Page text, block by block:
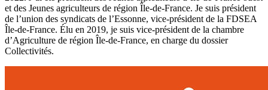
et des Jeunes agriculteurs de région Île-de-France. Je suis président
de l’union des syndicats de l’Essonne, vice-président de la FDSEA
Île-de-France. Élu en 2019, je suis vice-président de la chambre
d’Agriculture de région Île-de-France, en charge du dossier
Collectivités.